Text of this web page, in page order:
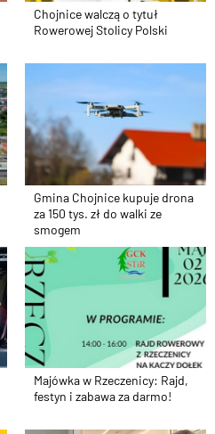
Chojnice walczą o tytuł
Rowerowej Stolicy Polski
Gmina Chojnice kupuje drona
za 150 tys. zł do walki ze
smogem
Majówka w Rzeczenicy: Rajd,
festyn i zabawa za darmo!